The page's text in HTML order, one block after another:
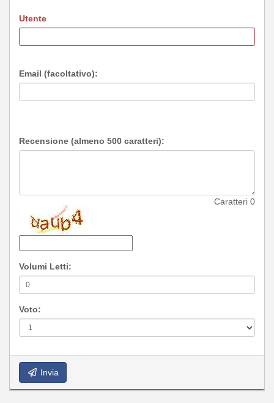
Utente
Email (facoltativo):
Recensione (almeno 500 caratteri):
Caratteri 0
Volumi Letti:
Voto:
Invia